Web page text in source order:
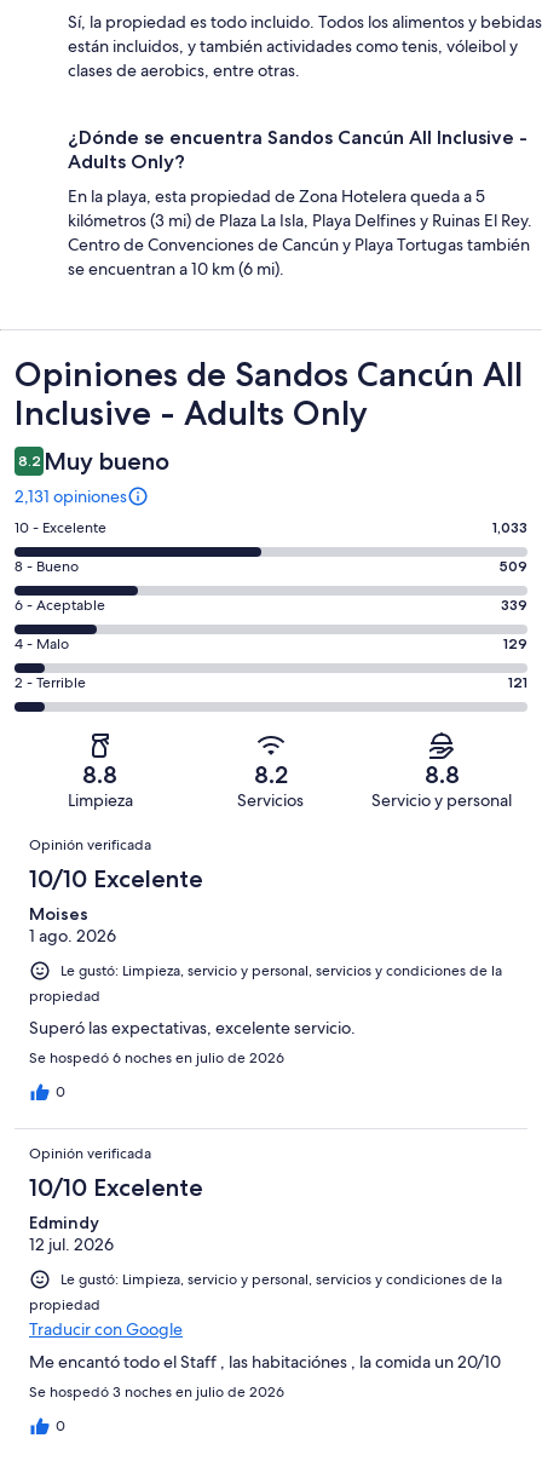
Sí, la propiedad es todo incluido. Todos los alimentos y bebidas
están incluidos, y también actividades como tenis, vóleibol y
clases de aerobics, entre otras.
¿Dónde se encuentra Sandos Cancún All Inclusive -
Adults Only?
En la playa, esta propiedad de Zona Hotelera queda a 5
kilómetros (3 mi) de Plaza La Isla, Playa Delfines y Ruinas El Rey.
Centro de Convenciones de Cancún y Playa Tortugas también
se encuentran a 10 km (6 mi).
Opiniones
Opiniones de Sandos Cancún All
Inclusive - Adults Only
8.2 Muy bueno
2,131 opiniones
Puntuación
de
10,
es
decir,
Excelente.
Basada
en
opiniones
10 - Excelente 1,033
Puntuación
de
8,
es
decir,
Bueno.
opiniones
8 - Bueno 509
Puntuación
de
6,
es
decir,
Aceptable.
de
2131
opiniones
6 - Aceptable 339
Puntuación
de
4,
Basada
129
de
opiniones
4 - Malo 129
Puntuación
de
Terrible.
Basada
121
de
2131
opiniones
2 - Terrible 121
8.8
Limpieza
8.2
Servicios
8.8
Servicio y personal
Opiniones
Opinión verificada
10/10 Excelente
Moises
1 ago. 2026
Le gustó: Limpieza, servicio y personal, servicios y condiciones de la
propiedad
Superó las expectativas, excelente servicio.
Se hospedó 6 noches en julio de 2026
0
Opinión verificada
10/10 Excelente
Edmindy
12 jul. 2026
Le gustó: Limpieza, servicio y personal, servicios y condiciones de la
propiedad
Traducir con Google
Me encantó todo el Staff , las habitaciónes , la comida un 20/10
Se hospedó 3 noches en julio de 2026
0